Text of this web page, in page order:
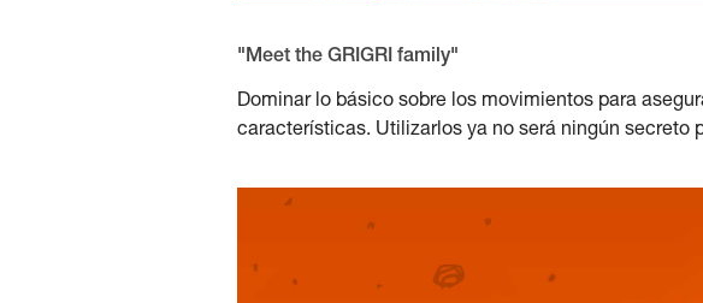
"Meet the GRIGRI family"
Dominar lo básico sobre los movimientos para
características. Utilizarlos ya no será ningún secreto